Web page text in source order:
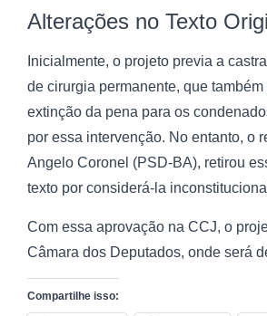
Alterações no Texto
Inicialmente, o projeto previa a
de cirurgia permanente, que
extinção da pena para os
por essa intervenção. No entanto, o
Angelo Coronel (PSD-BA), retirou
texto por considerá-la
Com essa aprovação na CCJ, o
Câmara dos Deputados, onde será
Compartilhe isso: